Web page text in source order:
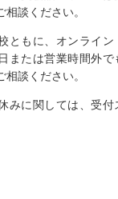
談ください。
ともに、オンライン
または営業時間外で
談ください。
みに関しては、受付